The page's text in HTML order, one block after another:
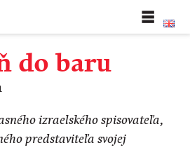
do baru
izraelského spisovateľa,
predstaviteľa svojej